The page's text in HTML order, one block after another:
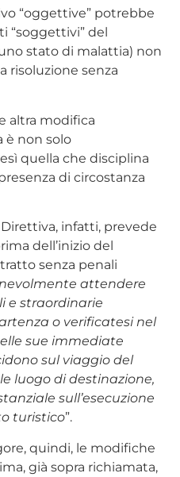
“oggettive” potrebbe
“soggettivi” del
stato di malattia) non
risoluzione senza
altra modifica
è non solo
quella che disciplina
di circostanza
infatti, prevede
dell’inizio del
senza penali
attendere
e straordinarie
o verificatesi nel
sue immediate
sul viaggio del
luogo di destinazione,
sull’esecuzione
turistico”.
quindi, le modifiche
già sopra richiamata,